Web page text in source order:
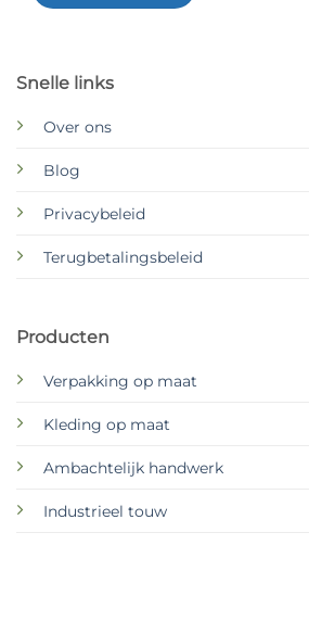
Snelle links
Over ons
Blog
Privacybeleid
Terugbetalingsbeleid
Producten
Verpakking op maat
Kleding op maat
Ambachtelijk handwerk
Industrieel touw